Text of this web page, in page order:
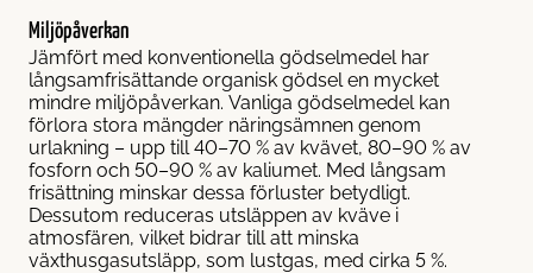
Miljöpåverkan
Jämfört med konventionella gödselmedel har
långsamfrisättande organisk gödsel en mycket
mindre miljöpåverkan. Vanliga gödselmedel kan
förlora stora mängder näringsämnen genom
urlakning – upp till 40–70 % av kvävet, 80–90 % av
fosforn och 50–90 % av kaliumet. Med långsam
frisättning minskar dessa förluster betydligt.
Dessutom reduceras utsläppen av kväve i
atmosfären, vilket bidrar till att minska
växthusgasutsläpp, som lustgas, med cirka 5 %.